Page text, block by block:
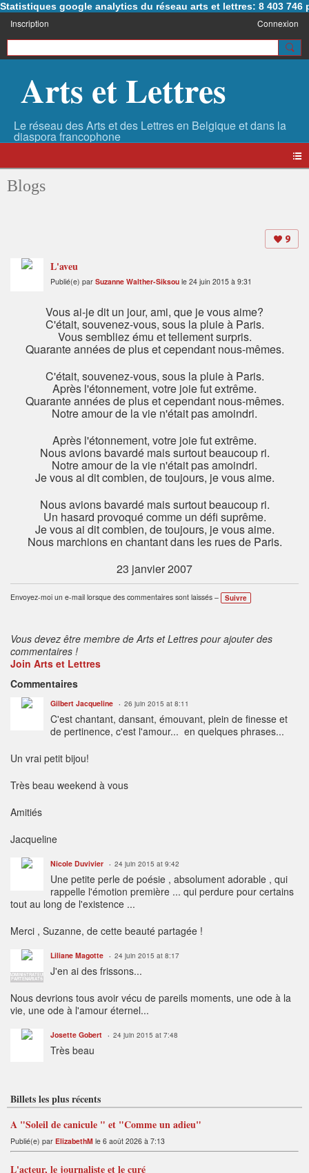
Statistiques google analytics du réseau arts et lettres: 8 403 746
Inscription Connexion
Arts et Lettres
Blogs
9
L'aveu
Publié(e) par Suzanne Walther-Siksou le 24 juin 2015 à 9:31
Vous ai-je dit un jour, ami, que je vous aime?
C'était, souvenez-vous, sous la pluie à Paris.
Vous sembliez ému et tellement surpris.
Quarante années de plus et cependant nous-mêmes.
C'était, souvenez-vous, sous la pluie à Paris.
Après l'étonnement, votre joie fut extrême.
Quarante années de plus et cependant nous-mêmes.
Notre amour de la vie n'était pas amoindri.
Après l'étonnement, votre joie fut extrême.
Nous avions bavardé mais surtout beaucoup ri.
Notre amour de la vie n'était pas amoindri.
Je vous ai dit combien, de toujours, je vous aime.
Nous avions bavardé mais surtout beaucoup ri.
Un hasard provoqué comme un défi suprême.
Je vous ai dit combien, de toujours, je vous aime.
Nous marchions en chantant dans les rues de Paris.
23 janvier 2007
Envoyez-moi un e-mail lorsque des commentaires sont laissés – Suivre
Vous devez être membre de Arts et Lettres pour ajouter des
commentaires !
Join Arts et Lettres
Commentaires
Gilbert Jacqueline 26 juin 2015 at 8:11
C'est chantant, dansant, émouvant, plein de finesse et
de pertinence, c'est l'amour... en quelques phrases...
Un vrai petit bijou!
Très beau weekend à vous
Amitiés
Jacqueline
Nicole Duvivier 24 juin 2015 at 9:42
Une petite perle de poésie , absolument adorable , qui
rappelle l'émotion première ... qui perdure pour certains
tout au long de l'existence ...
Merci , Suzanne, de cette beauté partagée !
ADMINISTRATEUR
PARTENARIATS
Liliane Magotte 24 juin 2015 at 8:17
J'en ai des frissons...
Nous devrions tous avoir vécu de pareils moments, une ode à la
vie, une ode à l'amour éternel...
Josette Gobert 24 juin 2015 at 7:48
Très beau
Billets les plus récents
A "Soleil de canicule " et "Comme un adieu"
Publié(e) par ElizabethM le 6 août 2026 à 7:13
L'acteur, le journaliste et le curé